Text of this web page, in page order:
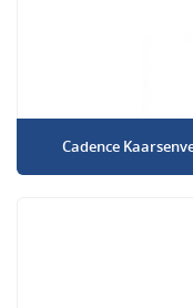
Cadence